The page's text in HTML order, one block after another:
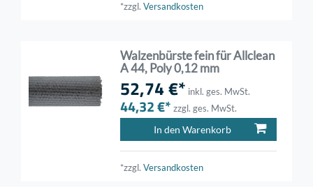
*zzgl.Versandkosten
Walzenbürste fein für Allclean
A 44, Poly 0,12 mm
52,74 €* inkl. ges. MwSt.
44,32 €* zzgl. ges. MwSt.
In den Warenkorb
*zzgl.Versandkosten